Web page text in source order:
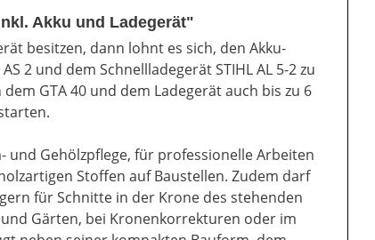
Akku und Ladegerät"
besitzen, dann lohnt es sich, den Akku-
2 und dem Schnellladegerät STIHL AL 5-2 zu
GTA 40 und dem Ladegerät auch bis zu 6
und Gehölzpflege, für professionelle Arbeiten
Stoffen auf Baustellen. Zudem darf
für Schnitte in der Krone des stehenden
Gärten, bei Kronenkorrekturen oder im